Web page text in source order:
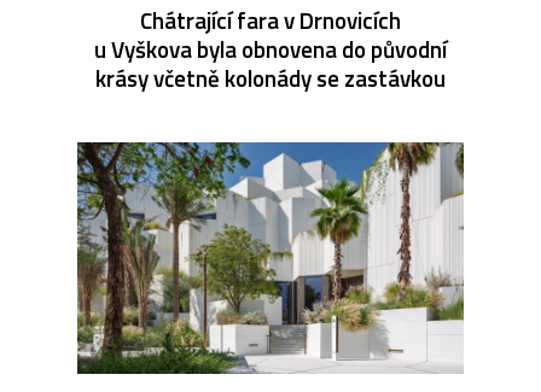
Chátrající fara v Drnovicích
u Vyškova byla obnovena do původní
krásy včetně kolonády se zastávkou